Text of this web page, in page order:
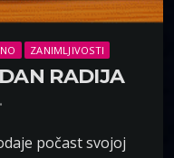
ZANIMLJIVOSTI
RADIJA
počast svojoj